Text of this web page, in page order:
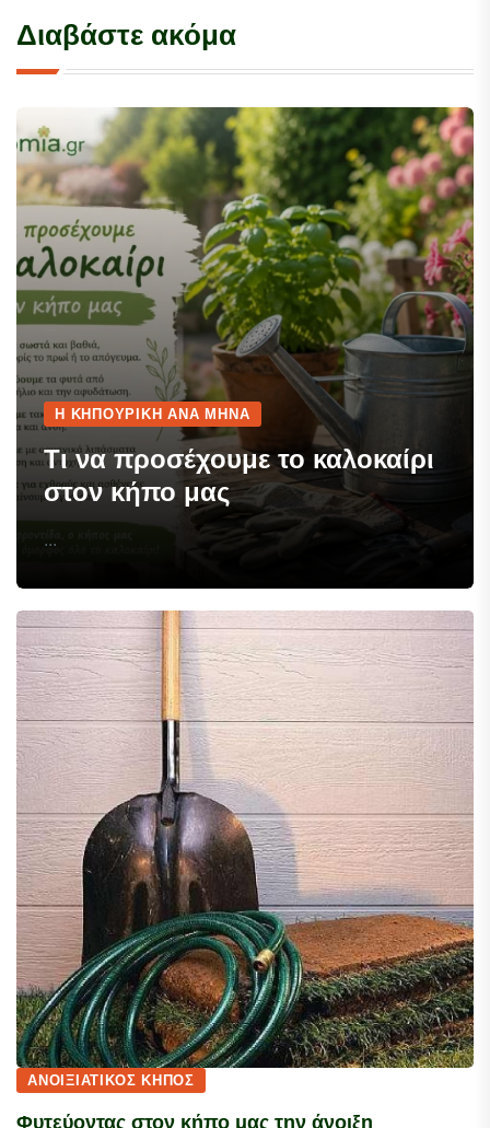
Διαβάστε ακόμα
Η ΚΗΠΟΥΡΙΚΉ ΑΝΆ ΜΉΝΑ
Τι να προσέχουμε το καλοκαίρι
στον κήπο μας
...
ΑΝΟΙΞΙΆΤΙΚΟΣ ΚΉΠΟΣ
Φυτεύοντας στον κήπο μας την άνοιξη